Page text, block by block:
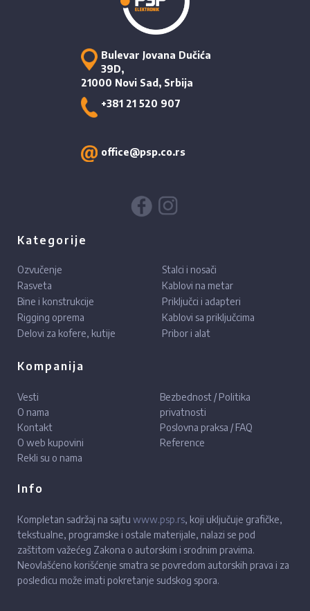
Bulevar Jovana Dučića
39D,
21000 Novi Sad, Srbija
+381 21 520 907
office@psp.co.rs
Kategorije
Ozvučenje
Rasveta
Bine i konstrukcije
Rigging oprema
Delovi za kofere, kutije
Stalci i nosači
Kablovi na metar
Priključci i adapteri
Kablovi sa priključcima
Pribor i alat
Kompanija
Vesti
O nama
Kontakt
O web kupovini
Rekli su o nama
Bezbednost / Politika
privatnosti
Poslovna praksa / FAQ
Reference
Info
Kompletan sadržaj na sajtu www.psp.rs, koji uključuje grafičke,
tekstualne, programske i ostale materijale, nalazi se pod
zaštitom važećeg Zakona o autorskim i srodnim pravima.
Neovlašćeno korišćenje smatra se povredom autorskih prava i za
posledicu može imati pokretanje sudskog spora.